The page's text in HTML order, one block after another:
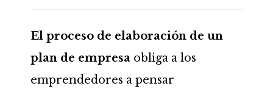
El proceso de elaboración de un
plan de empresaobliga a los
emprendedores a pensar